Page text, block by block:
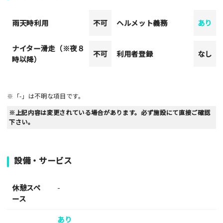
雨天時利用 不可 ヘルメット義務 あり
ナイター滑走（※夜８
時以降）
不可 利用者登録 なし
※「-」は不明な項目です。
※上記内容は変更されている場合があります。必ず施設にて直接ご確認
下さい。
設備・サービス
休憩スペ
ース
-
あり